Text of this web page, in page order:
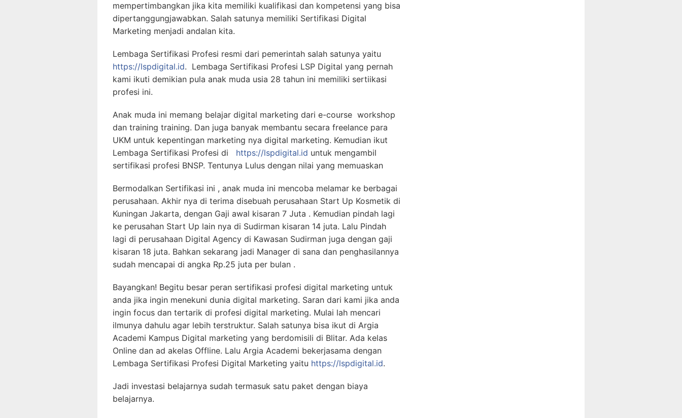
mempertimbangkan jika kita memiliki kualifikasi dan kompetensi yang bisa
dipertanggungjawabkan. Salah satunya memiliki Sertifikasi Digital
Marketing menjadi andalan kita.
Lembaga Sertifikasi Profesi resmi dari pemerintah salah satunya yaitu
https://lspdigital.id. Lembaga Sertifikasi Profesi LSP Digital yang pernah
kami ikuti demikian pula anak muda usia 28 tahun ini memiliki sertiikasi
profesi ini.
Anak muda ini memang belajar digital marketing dari e-course workshop
dan training training. Dan juga banyak membantu secara freelance para
UKM untuk kepentingan marketing nya digital marketing. Kemudian ikut
Lembaga Sertifikasi Profesi di https://lspdigital.id untuk mengambil
sertifikasi profesi BNSP. Tentunya Lulus dengan nilai yang memuaskan
Bermodalkan Sertifikasi ini , anak muda ini mencoba melamar ke berbagai
perusahaan. Akhir nya di terima disebuah perusahaan Start Up Kosmetik di
Kuningan Jakarta, dengan Gaji awal kisaran 7 Juta . Kemudian pindah lagi
ke perusahan Start Up lain nya di Sudirman kisaran 14 juta. Lalu Pindah
lagi di perusahaan Digital Agency di Kawasan Sudirman juga dengan gaji
kisaran 18 juta. Bahkan sekarang jadi Manager di sana dan penghasilannya
sudah mencapai di angka Rp.25 juta per bulan .
Bayangkan! Begitu besar peran sertifikasi profesi digital marketing untuk
anda jika ingin menekuni dunia digital marketing. Saran dari kami jika anda
ingin focus dan tertarik di profesi digital marketing. Mulai lah mencari
ilmunya dahulu agar lebih terstruktur. Salah satunya bisa ikut di Argia
Academi Kampus Digital marketing yang berdomisili di Blitar. Ada kelas
Online dan ad akelas Offline. Lalu Argia Academi bekerjasama dengan
Lembaga Sertifikasi Profesi Digital Marketing yaitu https://lspdigital.id.
Jadi investasi belajarnya sudah termasuk satu paket dengan biaya
belajarnya.